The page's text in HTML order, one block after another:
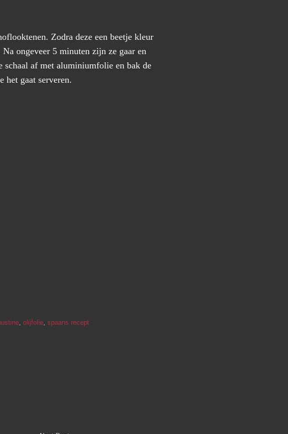
Zodra deze een beetje kleur
ongeveer 5 minuten zijn ze gaar en
schaal af met aluminiumfolie en bak de
het gaat serveren.
olijfolie spaans recept